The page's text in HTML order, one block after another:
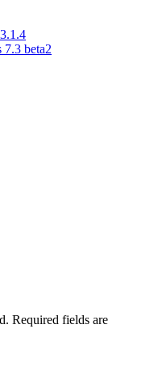
beta2
Required fields are